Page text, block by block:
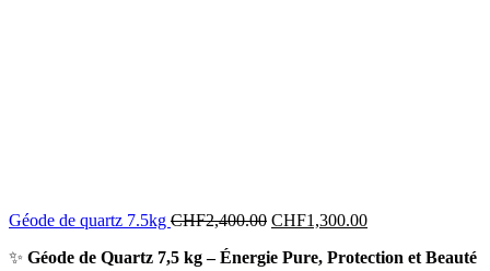
Géode de quartz 7.5kg CHF2,400.00 CHF1,300.00
✨ Géode de Quartz 7,5 kg – Énergie Pure, Protection et Beauté